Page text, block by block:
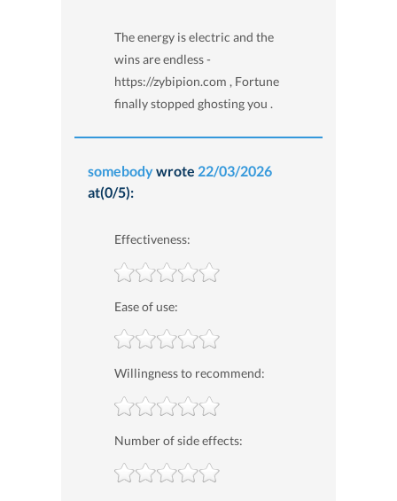
The energy is electric and the
wins are endless -
https://zybipion.com , Fortune
finally stopped ghosting you .
somebodywrote 22/03/2026
at(0/5):
Effectiveness:
Ease of use:
Willingness to recommend:
Number of side effects: